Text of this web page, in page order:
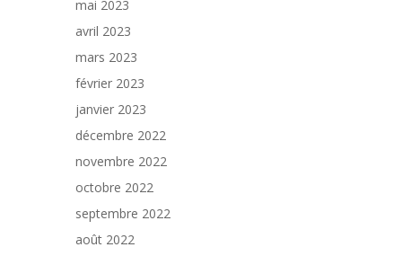
mai 2023
avril 2023
mars 2023
février 2023
janvier 2023
décembre 2022
novembre 2022
octobre 2022
septembre 2022
août 2022